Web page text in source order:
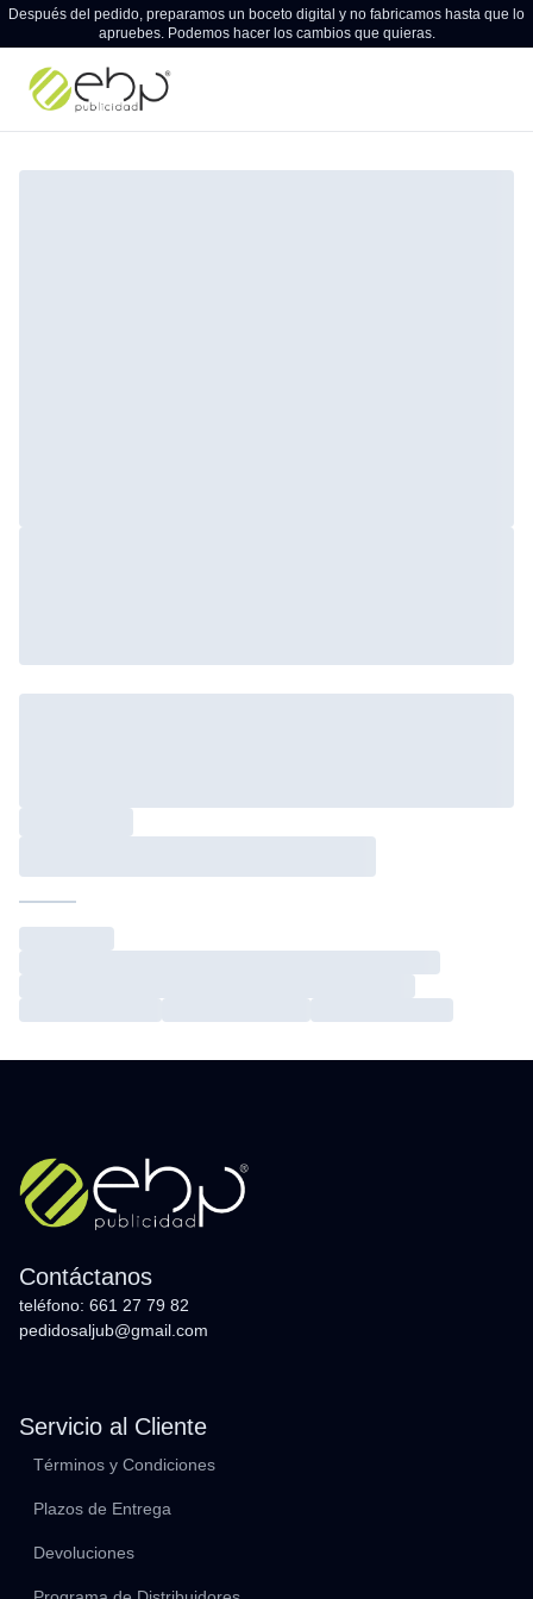
Después del pedido, preparamos un boceto digital y no fabricamos hasta que lo
apruebes. Podemos hacer los cambios que quieras.
Contáctanos
teléfono: 661 27 79 82
pedidosaljub@gmail.com
Servicio al Cliente
Términos y Condiciones
Plazos de Entrega
Devoluciones